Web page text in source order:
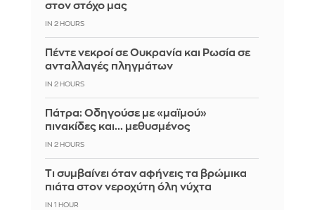
στον στόχο μας
IN 2 HOURS
Πέντε νεκροί σε Ουκρανία και Ρωσία σε
ανταλλαγές πληγμάτων
IN 2 HOURS
Πάτρα: Οδηγούσε με «μαϊμού»
πινακίδες και... μεθυσμένος
IN 2 HOURS
Τι συμβαίνει όταν αφήνεις τα βρώμικα
πιάτα στον νεροχύτη όλη νύχτα
IN 1 HOUR